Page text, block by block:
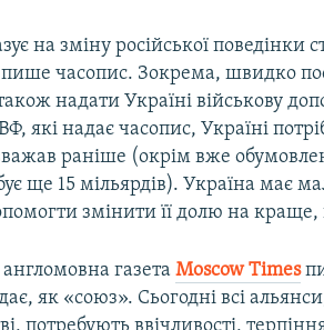
на зміну російської поведінки
пише часопис. Зокрема, швидко
надати Україні військову
які надає часопис, Україні
раніше (окрім вже
ще 15 мільярдів). Україна має
змінити її долю на
газетаMoscow Times
як «союз». Сьогодні всі